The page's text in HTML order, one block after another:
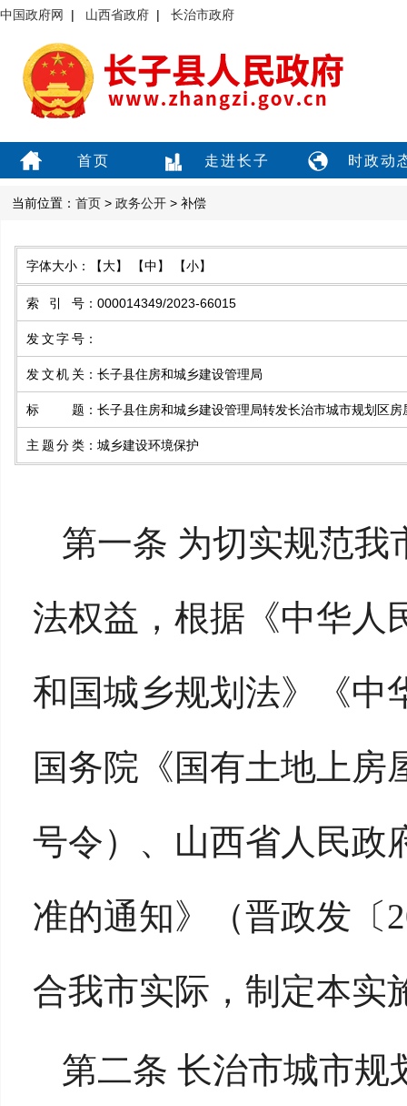
中国政府网 | 山西省政府 | 长治市政府
首页 走进长子 时政动
当前位置： 首页 > 政务公开 > 补偿
字体大小： 【大】 【中】 【小】
索引号 ： 000014349/2023-66015
发文字号 ：
发文机关 ： 长子县住房和城乡建设管理局
标题 ： 长子县住房和城乡建设管理局转发长治市城市规划区
主题分类 ： 城乡建设环境保护
第一条 为切实规范我
法权益，根据《中华人
和国城乡规划法》《中
国务院《国有土地上房
号令）、山西省人民政
准的通知》（晋政发〔
合我市实际，制定本实
第二条 长治市城市规